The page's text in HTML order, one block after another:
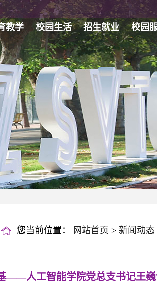
教学 校园生活 招生就业 校园
您当前位置： 网站首页 > 新闻动态
——人工智能学院党总支书记王